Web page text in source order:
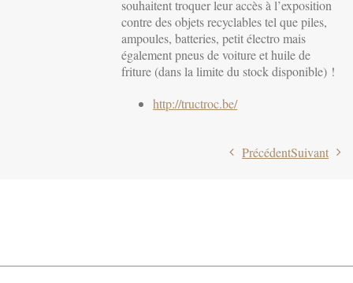
souhaitent troquer leur accès à l’exposition
contre des objets recyclables tel que piles,
ampoules, batteries, petit électro mais
également pneus de voiture et huile de
friture (dans la limite du stock disponible) !
http://tructroc.be/
PrécédentSuivant